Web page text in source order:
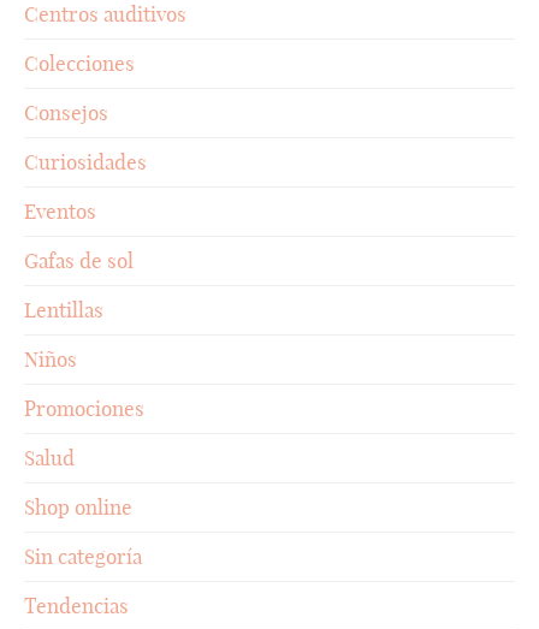
Centros auditivos
Colecciones
Consejos
Curiosidades
Eventos
Gafas de sol
Lentillas
Niños
Promociones
Salud
Shop online
Sin categoría
Tendencias